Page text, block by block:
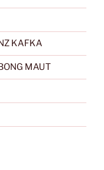
KAFKA
MAUT